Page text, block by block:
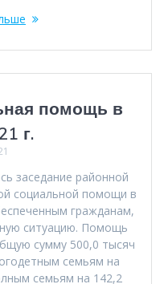
помощь в
г.
заседание районной
социальной помощи в
гражданам,
ситуацию. Помощь
сумму 500,0 тысяч
семьям на
семьям на 142,2